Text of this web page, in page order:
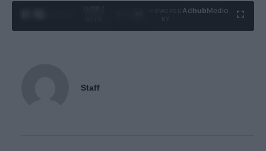
Ad hubMedia
Staff